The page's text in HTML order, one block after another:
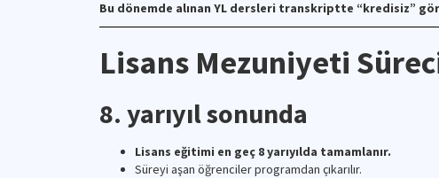
Bu dönemde alınan YL dersleri transkriptte “kredisiz”
Lisans Mezuniyeti
8. yarıyıl sonunda
Lisans eğitimi en geç 8 yarıyılda tamamlanır.
Süreyi aşan öğrenciler programdan çıkarılır.